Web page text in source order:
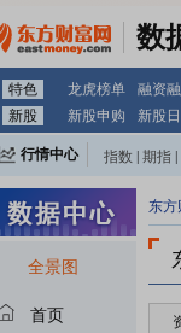
数
特色 龙虎榜单 融资
新股
新股申购 新股
行情中心 指数 期指
全景图
首页
东方